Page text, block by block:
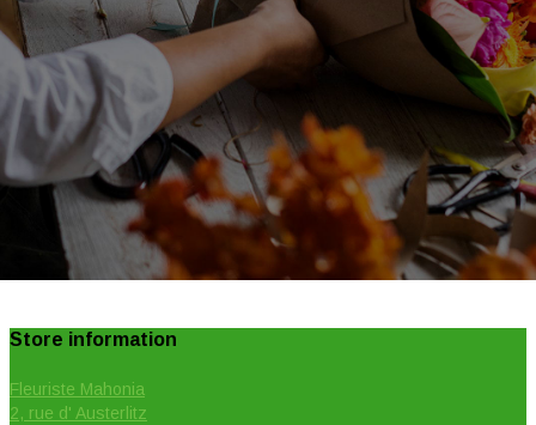
Store information
Fleuriste Mahonia
2, rue d' Austerlitz